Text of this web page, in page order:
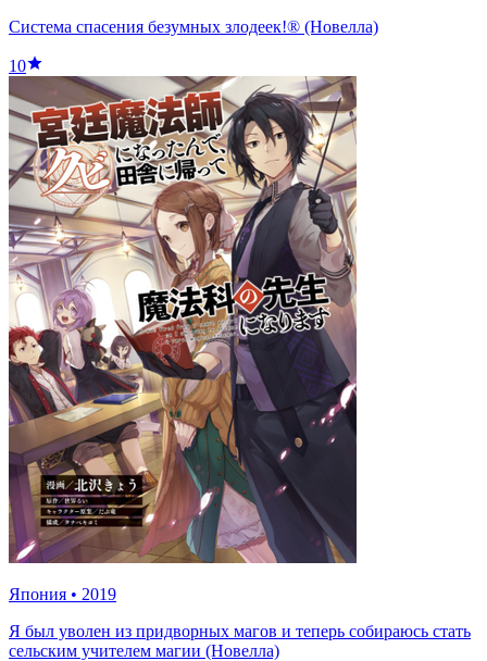
Система спасения безумных злодеек!® (Новелла)
10
Япония • 2019
Я был уволен из придворных магов и теперь собираюсь стать
сельским учителем магии (Новелла)